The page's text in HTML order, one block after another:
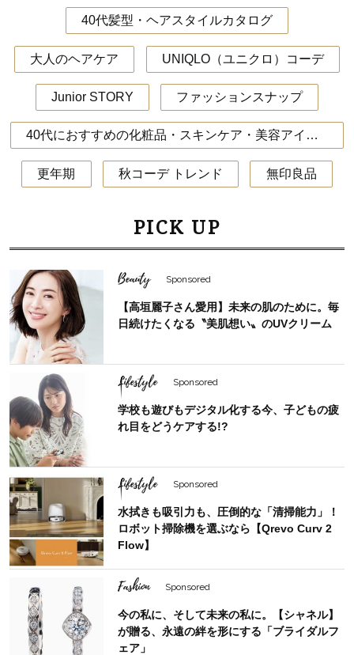
40代髪型・ヘアスタイルカタログ
大人のヘアケア UNIQLO（ユニクロ）コーデ
Junior STORY ファッションスナップ
40代におすすめの化粧品・スキンケア・美容アイテム
更年期 秋コーデ トレンド 無印良品
PICK UP
Beauty Sponsored
【高垣麗子さん愛用】未来の肌のために。毎
日続けたくなる〝美肌想い〟のUVクリーム
Lifestyle Sponsored
学校も遊びもデジタル化する今、子どもの疲
れ目をどうケアする!?
Lifestyle Sponsored
水拭きも吸引力も、圧倒的な「清掃能力」！
ロボット掃除機を選ぶなら【Qrevo Curv 2
Flow】
Fashion Sponsored
今の私に、そして未来の私に。【シャネル】
が贈る、永遠の絆を形にする「ブライダルフ
ェア」